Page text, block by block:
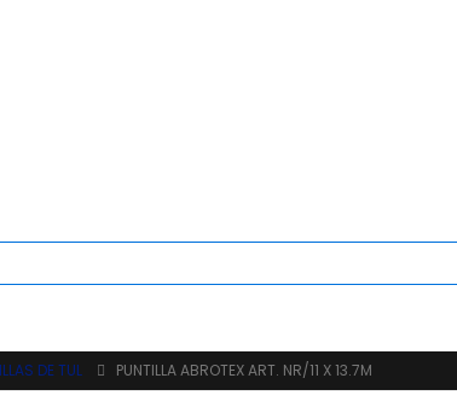
DE TUL PUNTILLA ABROTEX ART. NR/11 X 13.7M